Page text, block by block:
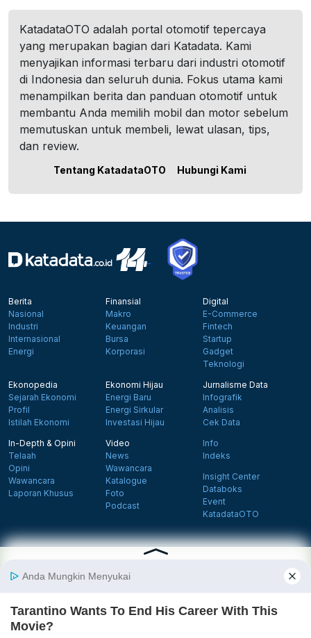
KatadataOTO adalah portal otomotif tepercaya
yang merupakan bagian dari Katadata. Kami
menyajikan informasi terbaru dari industri otomotif
di Indonesia dan seluruh dunia. Fokus utama kami
menampilkan berita dan panduan otomotif untuk
membantu Anda memilih mobil dan motor sebelum
memutuskan untuk membeli, lewat ulasan, tips,
dan review.
Tentang KatadataOTO Hubungi Kami
Berita
Nasional
Industri
Internasional
Energi
Finansial
Makro
Keuangan
Bursa
Korporasi
Digital
E-Commerce
Fintech
Startup
Gadget
Teknologi
Ekonopedia
Sejarah Ekonomi
Profil
Istilah Ekonomi
Ekonomi Hijau
Energi Baru
Energi Sirkular
Investasi Hijau
Jurnalisme Data
Infografik
Analisis
Cek Data
In-Depth & Opini
Telaah
Opini
Wawancara
Laporan Khusus
Video
News
Wawancara
Katalogue
Foto
Podcast
Info
Indeks
Insight Center
Databoks
Event
KatadataOTO